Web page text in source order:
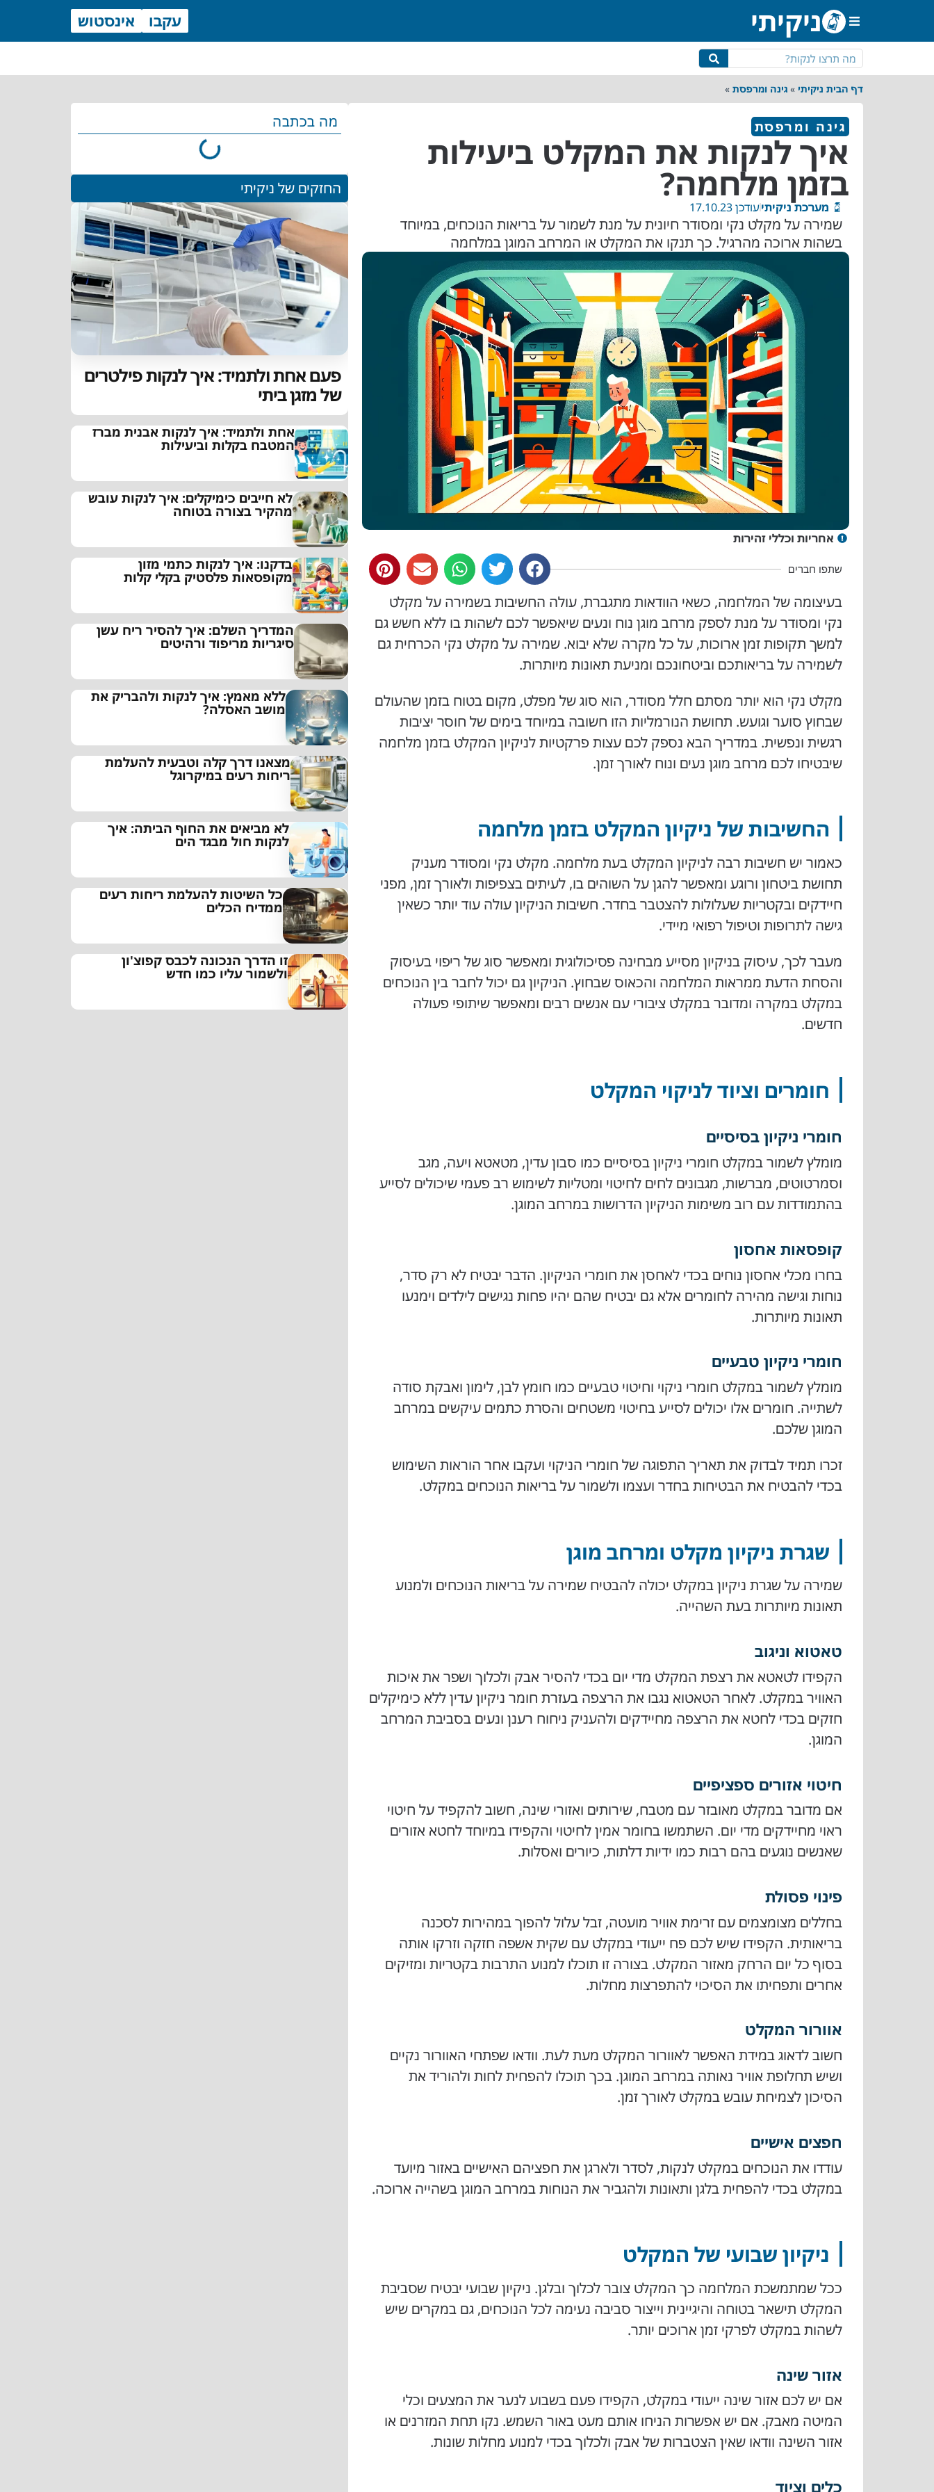
ניקיתי עקבו אינסטוש
דף הבית ניקיתי » גינה ומרפסת »
גינה ומרפסת
איך לנקות את המקלט ביעילות
בזמן מלחמה?
מערכת ניקיתיעודכן 17.10.23
שמירה על מקלט נקי ומסודר חיונית על מנת לשמור על בריאות הנוכחים, במיוחד
בשהות ארוכה מהרגיל. כך תנקו את המקלט או המרחב המוגן במלחמה
אחריות וכללי זהירות
שתפו חברים
בעיצומה של המלחמה, כשאי הוודאות מתגברת, עולה החשיבות בשמירה על מקלט
נקי ומסודר על מנת לספק מרחב מוגן נוח ונעים שיאפשר לכם לשהות בו ללא חשש גם
למשך תקופות זמן ארוכות, על כל מקרה שלא יבוא. שמירה על מקלט נקי הכרחית גם
לשמירה על בריאותכם וביטחונכם ומניעת תאונות מיותרות.
מקלט נקי הוא יותר מסתם חלל מסודר, הוא סוג של מפלט, מקום בטוח בזמן שהעולם
שבחוץ סוער וגועש. תחושת הנורמליות הזו חשובה במיוחד בימים של חוסר יציבות
רגשית ונפשית. במדריך הבא נספק לכם עצות פרקטיות לניקיון המקלט בזמן מלחמה
שיבטיחו לכם מרחב מוגן נעים ונוח לאורך זמן.
החשיבות של ניקיון המקלט בזמן מלחמה
כאמור יש חשיבות רבה לניקיון המקלט בעת מלחמה. מקלט נקי ומסודר מעניק
תחושת ביטחון ורוגע ומאפשר להגן על השוהים בו, לעיתים בצפיפות ולאורך זמן, מפני
חיידקים ובקטריות שעלולות להצטבר בחדר. חשיבות הניקיון עולה עוד יותר כשאין
גישה לתרופות וטיפול רפואי מיידי.
מעבר לכך, עיסוק בניקיון מסייע מבחינה פסיכולוגית ומאפשר סוג של ריפוי בעיסוק
והסחת הדעת ממראות המלחמה והכאוס שבחוץ. הניקיון גם יכול לחבר בין הנוכחים
במקלט במקרה ומדובר במקלט ציבורי עם אנשים רבים ומאפשר שיתופי פעולה
חדשים.
חומרים וציוד לניקוי המקלט
חומרי ניקיון בסיסיים
מומלץ לשמור במקלט חומרי ניקיון בסיסיים כמו סבון עדין, מטאטא ויעה, מגב
וסמרטוטים, מברשות, מגבונים לחים לחיטוי ומטליות לשימוש רב פעמי שיכולים לסייע
בהתמודדות עם רוב משימות הניקיון הדרושות במרחב המוגן.
קופסאות אחסון
בחרו מכלי אחסון נוחים בכדי לאחסן את חומרי הניקיון. הדבר יבטיח לא רק סדר,
נוחות וגישה מהירה לחומרים אלא גם יבטיח שהם יהיו פחות נגישים לילדים וימנעו
תאונות מיותרות.
חומרי ניקיון טבעיים
מומלץ לשמור במקלט חומרי ניקוי וחיטוי טבעיים כמו חומץ לבן, לימון ואבקת סודה
לשתייה. חומרים אלו יכולים לסייע בחיטוי משטחים והסרת כתמים עיקשים במרחב
המוגן שלכם.
זכרו תמיד לבדוק את תאריך התפוגה של חומרי הניקוי ועקבו אחר הוראות השימוש
בכדי להבטיח את הבטיחות בחדר ועצמו ולשמור על בריאות הנוכחים במקלט.
שגרת ניקיון מקלט ומרחב מוגן
שמירה על שגרת ניקיון במקלט יכולה להבטיח שמירה על בריאות הנוכחים ולמנוע
תאונות מיותרות בעת השהייה.
טאטוא וניגוב
הקפידו לטאטא את רצפת המקלט מדי יום בכדי להסיר אבק ולכלוך ושפר את איכות
האוויר במקלט. לאחר הטאטוא נגבו את הרצפה בעזרת חומר ניקיון עדין ללא כימיקלים
חזקים בכדי לחטא את הרצפה מחיידקים ולהעניק ניחוח רענן ונעים בסביבת המרחב
המוגן.
חיטוי אזורים ספציפיים
אם מדובר במקלט מאובזר עם מטבח, שירותים ואזורי שינה, חשוב להקפיד על חיטוי
ראוי מחיידקים מדי יום. השתמשו בחומר אמין לחיטוי והקפידו במיוחד לחטא אזורים
שאנשים נוגעים בהם רבות כמו ידיות דלתות, כיורים ואסלות.
פינוי פסולת
בחללים מצומצמים עם זרימת אוויר מועטה, זבל עלול להפוך במהירות לסכנה
בריאותית. הקפידו שיש לכם פח ייעודי במקלט עם שקית אשפה חזקה וזרקו אותה
בסוף כל יום הרחק מאזור המקלט. בצורה זו תוכלו למנוע התרבות בקטריות ומזיקים
אחרים ותפחיתו את הסיכוי להתפרצות מחלות.
אוורור המקלט
חשוב לדאוג במידת האפשר לאוורור המקלט מעת לעת. וודאו שפתחי האוורור נקיים
ושיש תחלופת אוויר נאותה במרחב המוגן. בכך תוכלו להפחית לחות ולהוריד את
הסיכון לצמיחת עובש במקלט לאורך זמן.
חפצים אישיים
עודדו את הנוכחים במקלט לנקות, לסדר ולארגן את חפציהם האישיים באזור מיועד
במקלט בכדי להפחית בלגן ותאונות ולהגביר את הנוחות במרחב המוגן בשהייה ארוכה.
ניקיון שבועי של המקלט
ככל שמתמשכת המלחמה כך המקלט צובר לכלוך ובלגן. ניקיון שבועי יבטיח שסביבת
המקלט תישאר בטוחה והיגיינית וייצור סביבה נעימה לכל הנוכחים, גם במקרים שיש
לשהות במקלט לפרקי זמן ארוכים יותר.
אזור שינה
אם יש לכם אזור שינה ייעודי במקלט, הקפידו פעם בשבוע לנער את המצעים וכלי
המיטה מאבק. אם יש אפשרות הניחו אותם מעט באור השמש. נקו תחת המזרנים או
אזור השינה וודאו שאין הצטברות של אבק ולכלוך בכדי למנוע מחלות שונות.
כלים וציוד
מה בכתבה
החזקים של ניקיתי
פעם אחת ולתמיד: איך לנקות פילטרים
של מזגן ביתי
אחת ולתמיד: איך לנקות אבנית מברז
המטבח בקלות וביעילות
לא חייבים כימיקלים: איך לנקות עובש
מהקיר בצורה בטוחה
בדקנו: איך לנקות כתמי מזון
מקופסאות פלסטיק בקלי קלות
המדריך השלם: איך להסיר ריח עשן
סיגריות מריפוד ורהיטים
ללא מאמץ: איך לנקות ולהבריק את
מושב האסלה?
מצאנו דרך קלה וטבעית להעלמת
ריחות רעים במיקרוגל
לא מביאים את החוף הביתה: איך
לנקות חול מבגד הים
כל השיטות להעלמת ריחות רעים
ממדיח הכלים
זו הדרך הנכונה לכבס קפוצ'ון
ולשמור עליו כמו חדש